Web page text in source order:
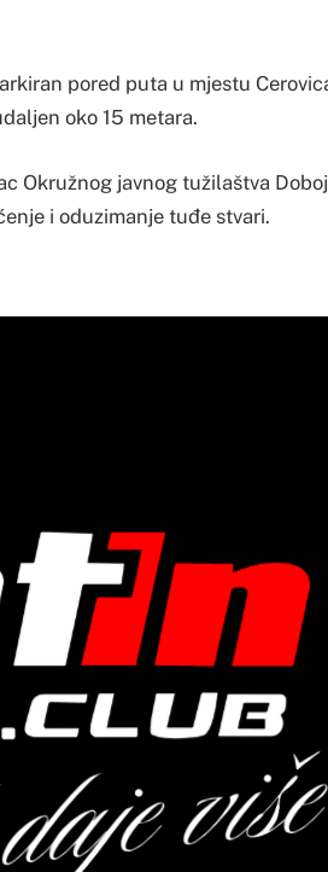
pored puta u mjestu
oko 15 metara.
Okružnog javnog tužilaštva
i oduzimanje tuđe stvari.